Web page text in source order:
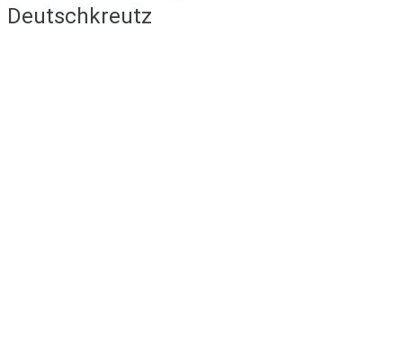
Deutschkreutz